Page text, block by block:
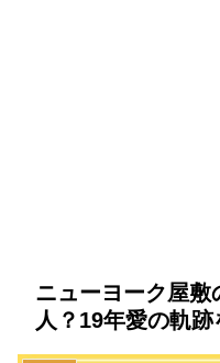
ニューヨーク屋
人？19年愛の軌跡